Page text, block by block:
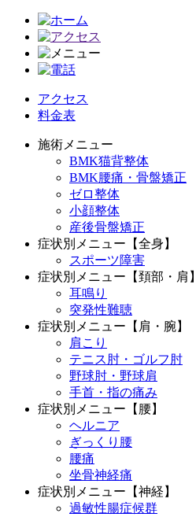
アクセス
料金表
施術メニュー
BMK猫背整体
BMK腰痛・骨盤矯正
ゼロ整体
小顔整体
産後骨盤矯正
症状別メニュー【全身】
スポーツ障害
症状別メニュー【頚部・肩】
耳鳴り
突発性難聴
症状別メニュー【肩・腕】
肩こり
テニス肘・ゴルフ肘
野球肘・野球肩
手首・指の痛み
症状別メニュー【腰】
ヘルニア
ぎっくり腰
腰痛
坐骨神経痛
症状別メニュー【神経】
過敏性腸症候群